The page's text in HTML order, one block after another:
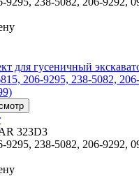
323D3
9295, 238-5082, 206-9292,